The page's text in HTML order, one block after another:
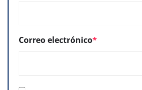
Correo electrónico*